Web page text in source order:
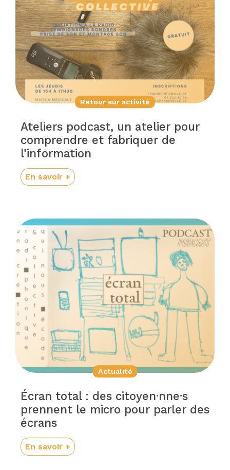
Retour sur activité
Ateliers podcast, un atelier pour
comprendre et fabriquer de
l’information
En savoir +
Actualité
Écran total : des citoyen·nne·s
prennent le micro pour parler des
écrans
En savoir +